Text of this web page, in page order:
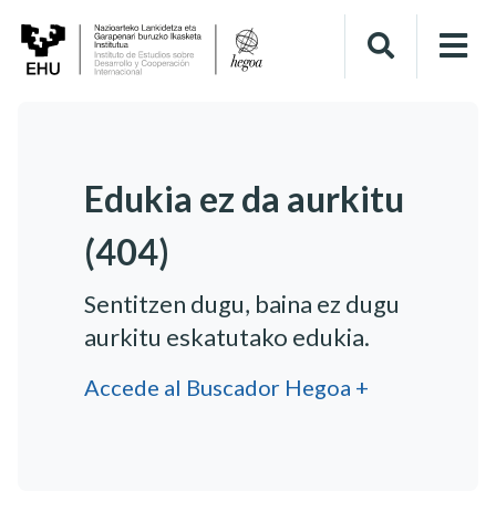
Edukia ez da aurkitu
(404)
Sentitzen dugu, baina ez dugu
aurkitu eskatutako edukia.
Accede al Buscador Hegoa +